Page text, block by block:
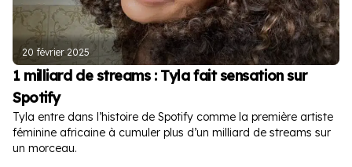
20 février 2025
1 milliard de streams : Tyla fait sensation sur
Spotify
Tyla entre dans l’histoire de Spotify comme la première artiste
féminine africaine à cumuler plus d’un milliard de streams sur
un morceau.